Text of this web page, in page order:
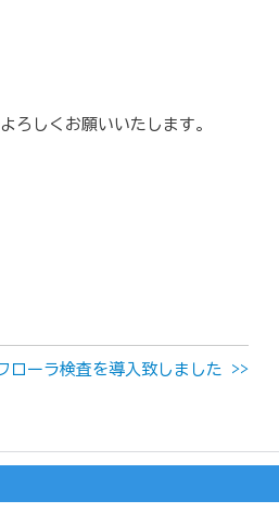
ろしくお願いいたします。
ローラ検査を導入致しました >>